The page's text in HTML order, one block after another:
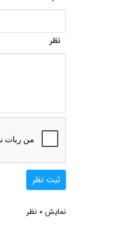
نظر
ثبت نظر
نمایش 0 نظر